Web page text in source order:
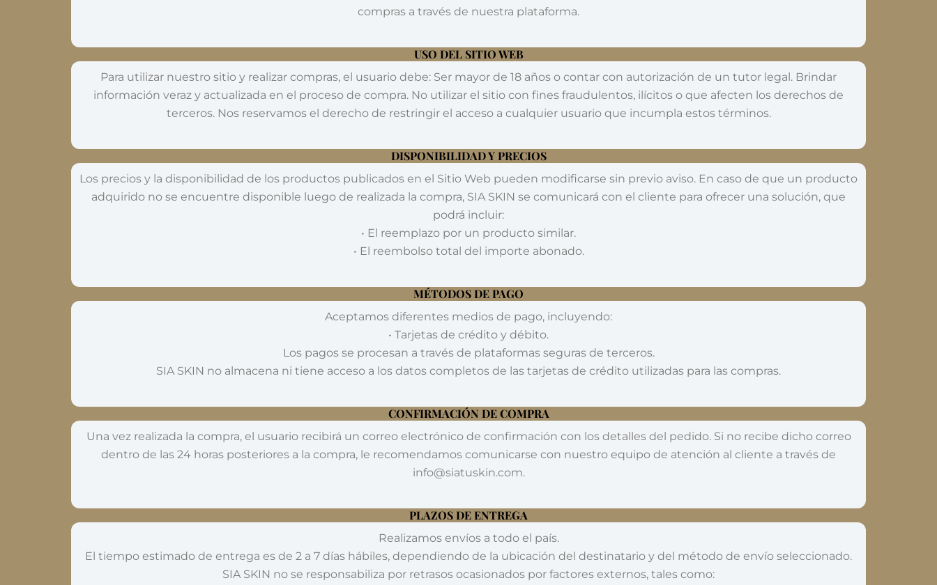
compras a través de nuestra plataforma.
USO DEL SITIO WEB
Para utilizar nuestro sitio y realizar compras, el usuario debe: Ser mayor de 18 años o contar con autorización de un tutor legal. Brindar
información veraz y actualizada en el proceso de compra. No utilizar el sitio con fines fraudulentos, ilícitos o que afecten los derechos de
terceros. Nos reservamos el derecho de restringir el acceso a cualquier usuario que incumpla estos términos.
DISPONIBILIDAD Y PRECIOS
Los precios y la disponibilidad de los productos publicados en el Sitio Web pueden modificarse sin previo aviso. En caso de que un producto
adquirido no se encuentre disponible luego de realizada la compra, SIA SKIN se comunicará con el cliente para ofrecer una solución, que
podrá incluir:
• El reemplazo por un producto similar.
• El reembolso total del importe abonado.
MÉTODOS DE PAGO
Aceptamos diferentes medios de pago, incluyendo:
• Tarjetas de crédito y débito.
Los pagos se procesan a través de plataformas seguras de terceros.
SIA SKIN no almacena ni tiene acceso a los datos completos de las tarjetas de crédito utilizadas para las compras.
CONFIRMACIÓN DE COMPRA
Una vez realizada la compra, el usuario recibirá un correo electrónico de confirmación con los detalles del pedido. Si no recibe dicho correo
dentro de las 24 horas posteriores a la compra, le recomendamos comunicarse con nuestro equipo de atención al cliente a través de
info@siatuskin.com.
PLAZOS DE ENTREGA
Realizamos envíos a todo el país.
El tiempo estimado de entrega es de 2 a 7 días hábiles, dependiendo de la ubicación del destinatario y del método de envío seleccionado.
SIA SKIN no se responsabiliza por retrasos ocasionados por factores externos, tales como: